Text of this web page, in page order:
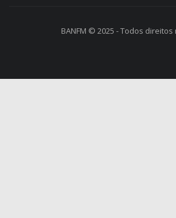
BANFM © 2025 - Todos